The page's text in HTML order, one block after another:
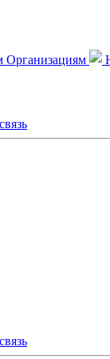
Организациям